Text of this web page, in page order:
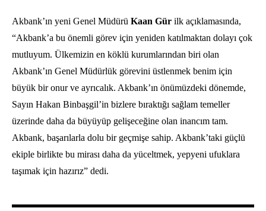
Akbank’ın yeni Genel Müdürü Kaan Gür ilk açıklamasında,
“Akbank’a bu önemli görev için yeniden katılmaktan dolayı çok
mutluyum. Ülkemizin en köklü kurumlarından biri olan
Akbank’ın Genel Müdürlük görevini üstlenmek benim için
büyük bir onur ve ayrıcalık. Akbank’ın önümüzdeki dönemde,
Sayın Hakan Binbaşgil’in bizlere bıraktığı sağlam temeller
üzerinde daha da büyüyüp gelişeceğine olan inancım tam.
Akbank, başarılarla dolu bir geçmişe sahip. Akbank’taki güçlü
ekiple birlikte bu mirası daha da yüceltmek, yepyeni ufuklara
taşımak için hazırız” dedi.